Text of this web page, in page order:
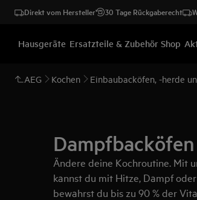
Direkt vom Hersteller 30 Tage Rückgaberecht
Hausgeräte Ersatzteile & Zubehör Shop
AEG Kochen Einbaubacköfen, -herde
Dampfbacköfen
Ändere deine Kochroutine. Mit
kannst du mit Hitze, Dampf
bewahrst du bis zu 90 % der